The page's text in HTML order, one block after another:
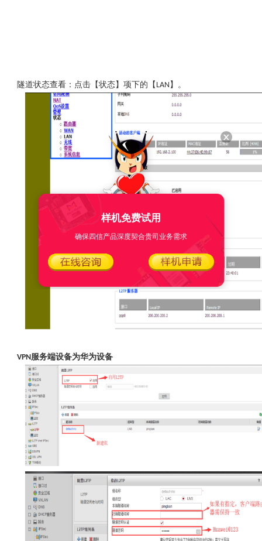
隧道状态查看：点击【状态】项下的【 LAN 】。
VPN 服务端设备为华为设备
样机免费试用
确保四信产品深度契合贵司业务需求